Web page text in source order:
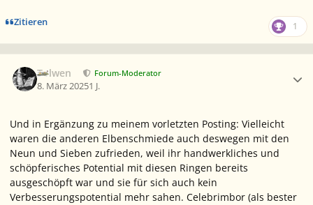
Zitieren 1
Tolwen Forum-Moderator
8. März 20251 J.
Und in Ergänzung zu meinem vorletzten Posting: Vielleicht
waren die anderen Elbenschmiede auch deswegen mit den
Neun und Sieben zufrieden, weil ihr handwerkliches und
schöpferisches Potential mit diesen Ringen bereits
ausgeschöpft war und sie für sich auch kein
Verbesserungspotential mehr sahen. Celebrimbor (als bester